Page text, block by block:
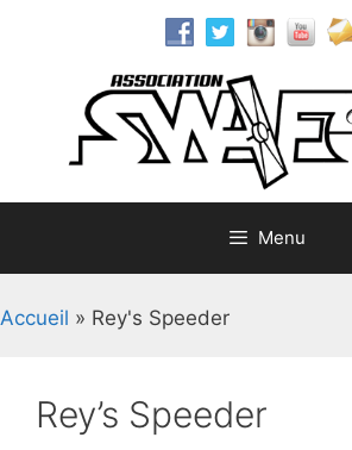
Menu
Accueil » Rey's Speeder
Rey’s Speeder